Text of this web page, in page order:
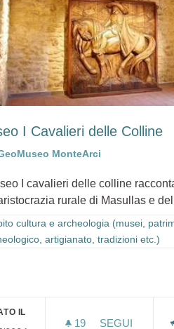
archeologico, artigianato, tradizioni
I Cavalieri delle Colline
MonteArci
I cavalieri delle colline
rurale di Masullas e
i risultati per categoria: Ambito
cultura e archeologia (musei,
artigianato, tradizioni etc.)
IL
19 19
SEGUI